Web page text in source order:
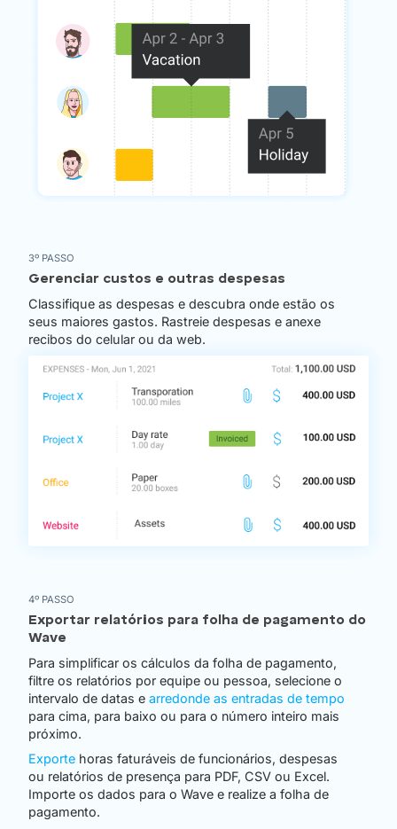
3º PASSO
Gerenciar custos e outras despesas
Classifique as despesas e descubra onde estão os
seus maiores gastos. Rastreie despesas e anexe
recibos do celular ou da web.
4º PASSO
Exportar relatórios para folha de pagamento do
Wave
Para simplificar os cálculos da folha de pagamento,
filtre os relatórios por equipe ou pessoa, selecione o
intervalo de datas e arredonde as entradas de tempo
para cima, para baixo ou para o número inteiro mais
próximo.
Exporte horas faturáveis de funcionários, despesas
ou relatórios de presença para PDF, CSV ou Excel.
Importe os dados para o Wave e realize a folha de
pagamento.